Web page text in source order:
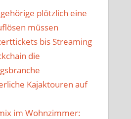
plötzlich eine
müssen
bis Streaming
die
Kajaktouren auf
im Wohnzimmer: